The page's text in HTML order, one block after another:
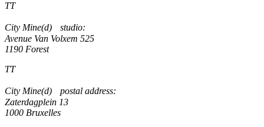
TT
City Mine(d) studio:
Avenue Van Volxem 525
1190 Forest
TT
City Mine(d) postal address:
Zaterdagplein 13
1000 Bruxelles